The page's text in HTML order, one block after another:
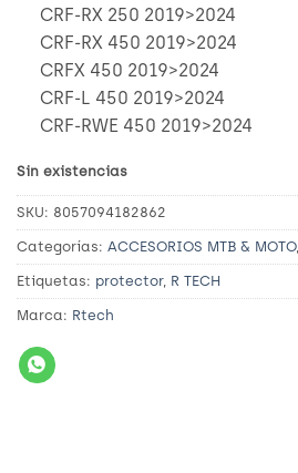
CRF-RX 250 2019>2024
CRF-RX 450 2019>2024
CRFX 450 2019>2024
CRF-L 450 2019>2024
CRF-RWE 450 2019>2024
Sin existencias
SKU: 8057094182862
Categorías: ACCESORIOS MTB & MOTO,
Etiquetas: protector, R TECH
Marca: Rtech